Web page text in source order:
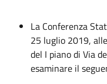
La Conferenza
25 luglio 2019,
del I piano di Via
esaminare il